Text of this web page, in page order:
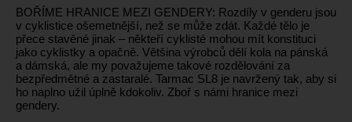
BOŘÍME HRANICE MEZI GENDERY: Rozdíly v genderu jsou
v cyklistice ošemetnější, než se může zdát. Každé tělo je
přece stavěné jinak –⁠⁠⁠⁠⁠⁠ někteří cyklisté mohou mít konstituci
jako cyklistky a opačně. Většina výrobců dělí kola na pánská
a dámská, ale my považujeme takové rozdělování za
bezpředmětné a zastaralé. Tarmac SL8 je navržený tak, aby si
ho naplno užil úplně kdokoliv. Zboř s námi hranice mezi
gendery.